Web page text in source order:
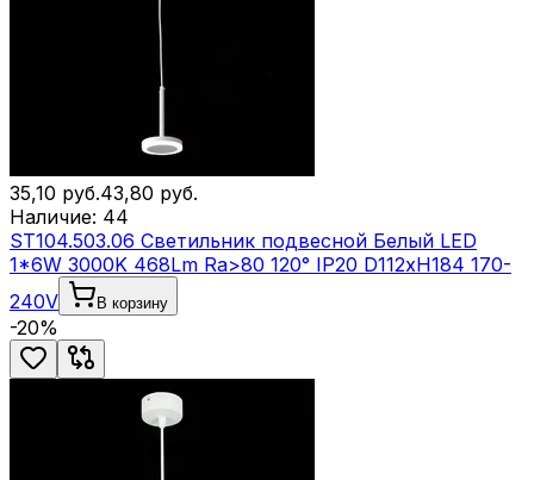
35,10 руб.43,80 руб.
Наличие: 44
ST104.503.06 Светильник подвесной Белый LED
1*6W 3000K 468Lm Ra>80 120° IP20 D112xH184 170-
240V
В корзину
-20%